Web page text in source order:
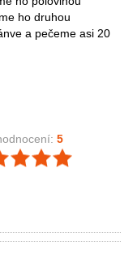
ho druhou
a pečeme asi 20
5